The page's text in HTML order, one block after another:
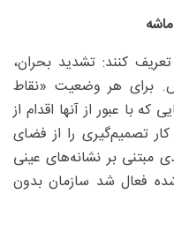
کنند: تشدید بحران،
برای هر وضعیت «نقاط
عبور از آنها اقدام از
تصمیم‌گیری را از فضای
مبتنی بر نشانه‌های عینی
فعال شد سازمان بدون